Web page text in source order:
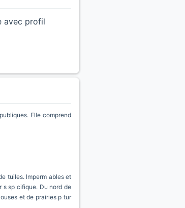
avec profil
Elle comprend
tuiles. Imperm ables et
s sp cifique. Du nord de
et de prairies p tur